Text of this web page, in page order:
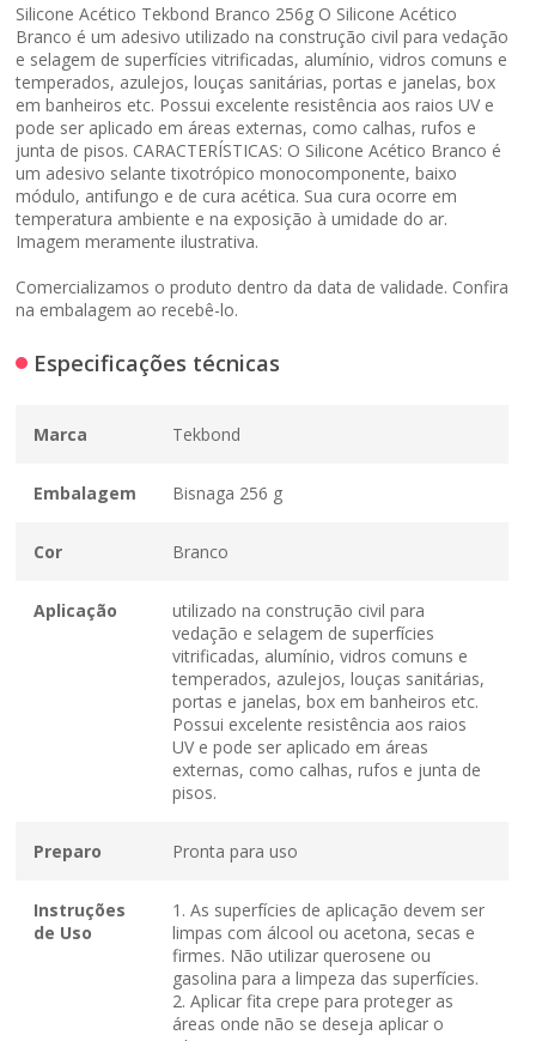
Silicone Acético Tekbond Branco 256g O Silicone Acético
Branco é um adesivo utilizado na construção civil para vedação
e selagem de superfícies vitrificadas, alumínio, vidros comuns e
temperados, azulejos, louças sanitárias, portas e janelas, box
em banheiros etc. Possui excelente resistência aos raios UV e
pode ser aplicado em áreas externas, como calhas, rufos e
junta de pisos. CARACTERÍSTICAS: O Silicone Acético Branco é
um adesivo selante tixotrópico monocomponente, baixo
módulo, antifungo e de cura acética. Sua cura ocorre em
temperatura ambiente e na exposição à umidade do ar.
Imagem meramente ilustrativa.
Comercializamos o produto dentro da data de validade. Confira
na embalagem ao recebê-lo.
Especificações técnicas
Marca Tekbond
Embalagem Bisnaga 256 g
Cor Branco
Aplicação
utilizado na construção civil para
vedação e selagem de superfícies
vitrificadas, alumínio, vidros comuns e
temperados, azulejos, louças sanitárias,
portas e janelas, box em banheiros etc.
Possui excelente resistência aos raios
UV e pode ser aplicado em áreas
externas, como calhas, rufos e junta de
pisos.
Preparo Pronta para uso
Instruções
de Uso
1. As superfícies de aplicação devem ser
limpas com álcool ou acetona, secas e
firmes. Não utilizar querosene ou
gasolina para a limpeza das superfícies.
2. Aplicar fita crepe para proteger as
áreas onde não se deseja aplicar o